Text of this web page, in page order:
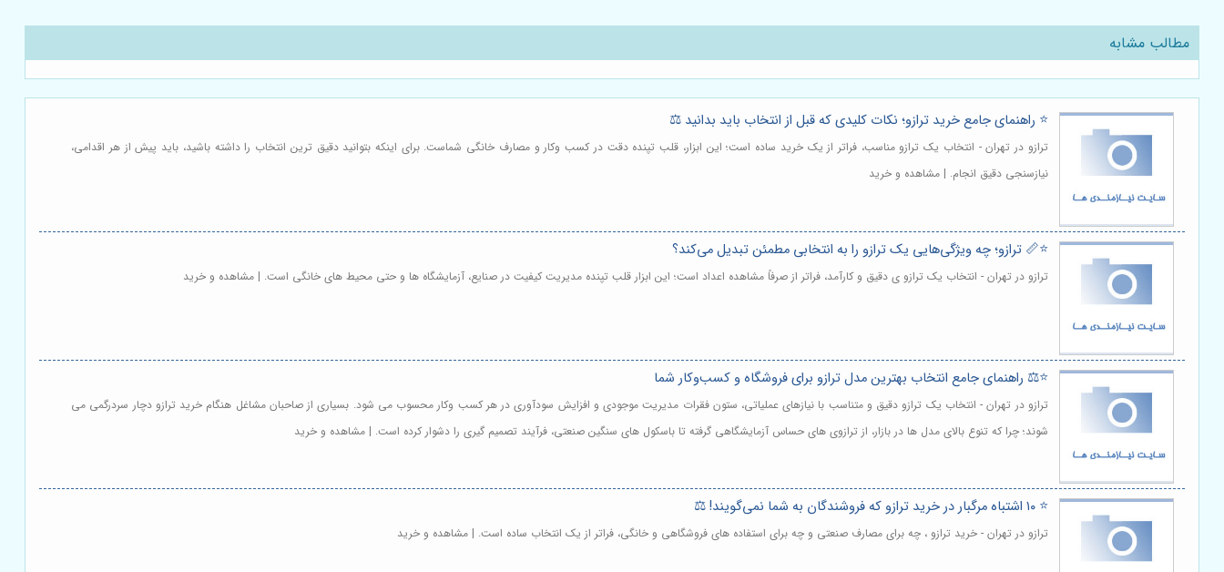
مطالب مشابه
⭐️ راهنمای جامع خرید ترازو؛ نکات کلیدی که قبل از انتخاب باید بدانید ⚖️
ترازو در تهران - انتخاب یک ترازو مناسب، فراتر از یک خرید ساده است؛ این ابزار، قلب تپنده دقت در کسب وکار و مصارف خانگی شماست. برای اینکه بتوانید دقیق ترین انتخاب را داشته باشید، باید پیش از هر اقدامی،
نیازسنجی دقیق انجام. | مشاهده و خرید
⭐️📏 ترازو؛ چه ویژگی‌هایی یک ترازو را به انتخابی مطمئن تبدیل می‌کند؟
ترازو در تهران - انتخاب یک ترازو ی دقیق و کارآمد، فراتر از صرفاً مشاهده اعداد است؛ این ابزار قلب تپنده مدیریت کیفیت در صنایع، آزمایشگاه ها و حتی محیط های خانگی است. | مشاهده و خرید
⭐️⚖️ راهنمای جامع انتخاب بهترین مدل ترازو برای فروشگاه و کسب‌وکار شما
ترازو در تهران - انتخاب یک ترازو دقیق و متناسب با نیازهای عملیاتی، ستون فقرات مدیریت موجودی و افزایش سودآوری در هر کسب وکار محسوب می شود. بسیاری از صاحبان مشاغل هنگام خرید ترازو دچار سردرگمی می
شوند؛ چرا که تنوع بالای مدل ها در بازار، از ترازوی های حساس آزمایشگاهی گرفته تا باسکول های سنگین صنعتی، فرآیند تصمیم گیری را دشوار کرده است. | مشاهده و خرید
⭐️ ۱۰ اشتباه مرگبار در خرید ترازو که فروشندگان به شما نمی‌گویند! ⚖️
ترازو در تهران - خرید ترازو ، چه برای مصارف صنعتی و چه برای استفاده های فروشگاهی و خانگی، فراتر از یک انتخاب ساده است. | مشاهده و خرید